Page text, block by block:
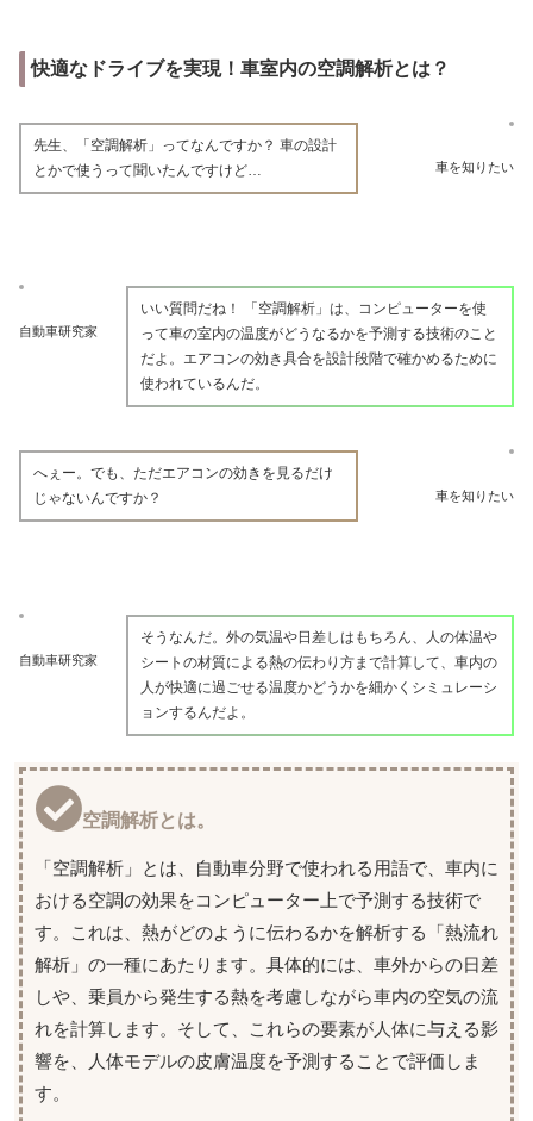
快適なドライブを実現！車室内の空調解析とは？
車を知りたい
先生、「空調解析」ってなんですか？ 車の設計
とかで使うって聞いたんですけど…
自動車研究家
いい質問だね！ 「空調解析」は、コンピューターを使
って車の室内の温度がどうなるかを予測する技術のこと
だよ。エアコンの効き具合を設計段階で確かめるために
使われているんだ。
車を知りたい
へぇー。でも、ただエアコンの効きを見るだけ
じゃないんですか？
自動車研究家
そうなんだ。外の気温や日差しはもちろん、人の体温や
シートの材質による熱の伝わり方まで計算して、車内の
人が快適に過ごせる温度かどうかを細かくシミュレーシ
ョンするんだよ。
空調解析とは。
「空調解析」とは、自動車分野で使われる用語で、車内に
おける空調の効果をコンピューター上で予測する技術で
す。これは、熱がどのように伝わるかを解析する「熱流れ
解析」の一種にあたります。具体的には、車外からの日差
しや、乗員から発生する熱を考慮しながら車内の空気の流
れを計算します。そして、これらの要素が人体に与える影
響を、人体モデルの皮膚温度を予測することで評価しま
す。